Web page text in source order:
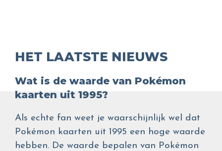
HET LAATSTE NIEUWS
Wat is de waarde van Pokémon
kaarten uit 1995?
Als echte fan weet je waarschijnlijk wel dat
Pokémon kaarten uit 1995 een hoge waarde
hebben. De waarde bepalen van Pokémon